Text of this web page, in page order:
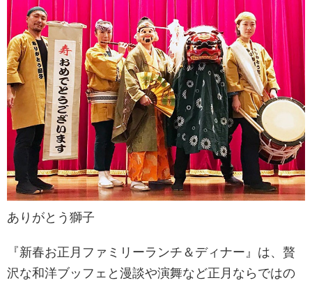
ありがとう獅子
『新春お正月ファミリーランチ＆ディナー』は、贅
沢な和洋ブッフェと漫談や演舞など正月ならではの